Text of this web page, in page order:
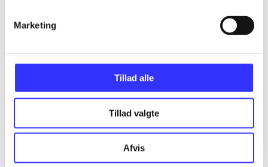
Marketing
Tillad alle
Tillad valgte
Afvis
Alle registrerede artikler fordelt på udgivelser
...
...